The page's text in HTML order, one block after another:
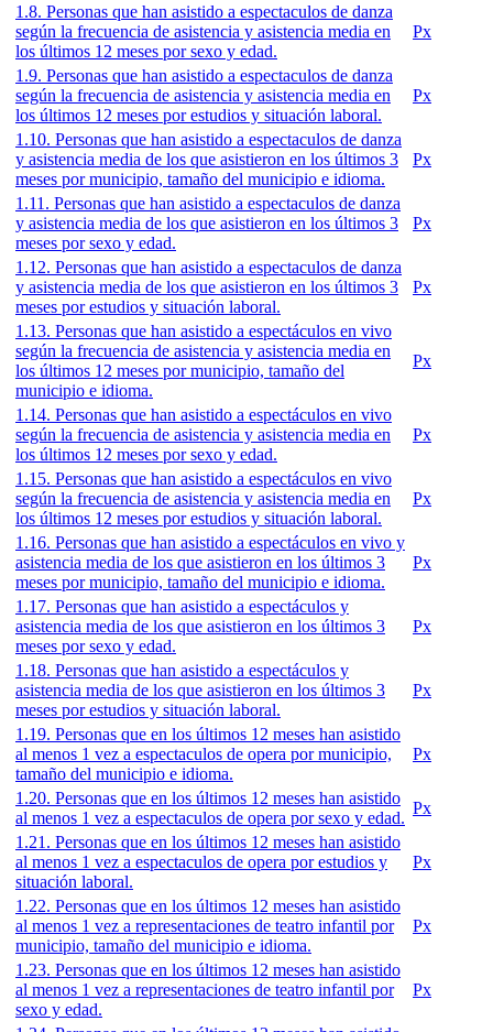
1.8. Personas que han asistido a espectaculos de danza
según la frecuencia de asistencia y asistencia media en
los últimos 12 meses por sexo y edad.
Px
1.9. Personas que han asistido a espectaculos de danza
según la frecuencia de asistencia y asistencia media en
los últimos 12 meses por estudios y situación laboral.
Px
1.10. Personas que han asistido a espectaculos de danza
y asistencia media de los que asistieron en los últimos 3
meses por municipio, tamaño del municipio e idioma.
Px
1.11. Personas que han asistido a espectaculos de danza
y asistencia media de los que asistieron en los últimos 3
meses por sexo y edad.
Px
1.12. Personas que han asistido a espectaculos de danza
y asistencia media de los que asistieron en los últimos 3
meses por estudios y situación laboral.
Px
1.13. Personas que han asistido a espectáculos en vivo
según la frecuencia de asistencia y asistencia media en
los últimos 12 meses por municipio, tamaño del
municipio e idioma.
Px
1.14. Personas que han asistido a espectáculos en vivo
según la frecuencia de asistencia y asistencia media en
los últimos 12 meses por sexo y edad.
Px
1.15. Personas que han asistido a espectáculos en vivo
según la frecuencia de asistencia y asistencia media en
los últimos 12 meses por estudios y situación laboral.
Px
1.16. Personas que han asistido a espectáculos en vivo y
asistencia media de los que asistieron en los últimos 3
meses por municipio, tamaño del municipio e idioma.
Px
1.17. Personas que han asistido a espectáculos y
asistencia media de los que asistieron en los últimos 3
meses por sexo y edad.
Px
1.18. Personas que han asistido a espectáculos y
asistencia media de los que asistieron en los últimos 3
meses por estudios y situación laboral.
Px
1.19. Personas que en los últimos 12 meses han asistido
al menos 1 vez a espectaculos de opera por municipio,
tamaño del municipio e idioma.
Px
1.20. Personas que en los últimos 12 meses han asistido
al menos 1 vez a espectaculos de opera por sexo y edad.
Px
1.21. Personas que en los últimos 12 meses han asistido
al menos 1 vez a espectaculos de opera por estudios y
situación laboral.
Px
1.22. Personas que en los últimos 12 meses han asistido
al menos 1 vez a representaciones de teatro infantil por
municipio, tamaño del municipio e idioma.
Px
1.23. Personas que en los últimos 12 meses han asistido
al menos 1 vez a representaciones de teatro infantil por
sexo y edad.
Px